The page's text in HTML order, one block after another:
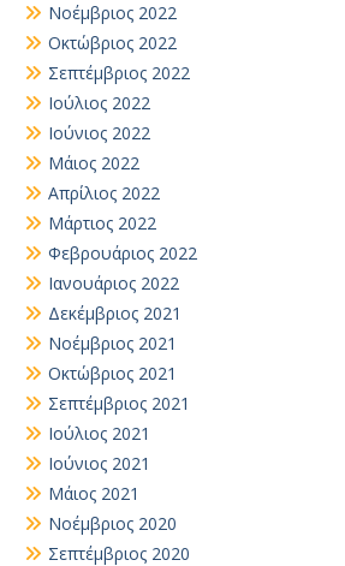
Νοέμβριος 2022
Οκτώβριος 2022
Σεπτέμβριος 2022
Ιούλιος 2022
Ιούνιος 2022
Μάιος 2022
Απρίλιος 2022
Μάρτιος 2022
Φεβρουάριος 2022
Ιανουάριος 2022
Δεκέμβριος 2021
Νοέμβριος 2021
Οκτώβριος 2021
Σεπτέμβριος 2021
Ιούλιος 2021
Ιούνιος 2021
Μάιος 2021
Νοέμβριος 2020
Σεπτέμβριος 2020